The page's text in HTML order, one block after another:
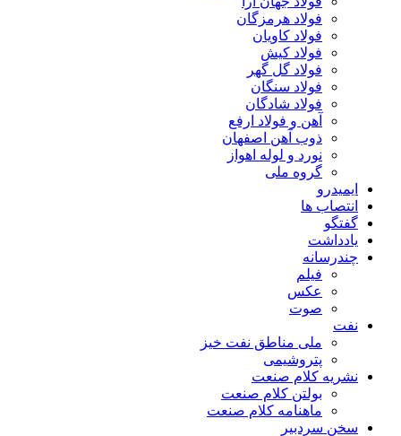
فولاد هرمزگان
فولاد کاویان
فولاد کیش
فولاد گل گهر
فولاد سنگان
فولاد شادگان
آهن و فولاد ارفع
ذوب آهن اصفهان
نورد و لوله اهواز
گروه ملی
ایمیدرو
انتصاب ها
گفتگو
یادداشت
چندرسانه
فیلم
عکس
صوت
نفت
ملی مناطق نفت خیز
پتروشیمی
نشریه کلام صنعت
بولتن کلام صنعت
ماهنامه کلام صنعت
سخن سردبیر